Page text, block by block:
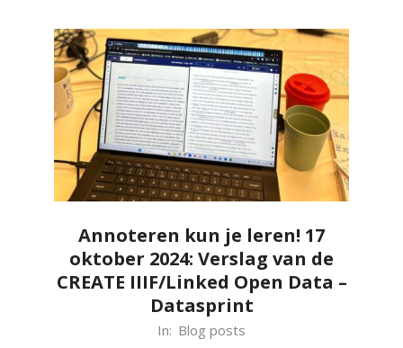
Annoteren kun je leren! 17
oktober 2024: Verslag van de
CREATE IIIF/Linked Open Data –
Datasprint
In: Blog posts